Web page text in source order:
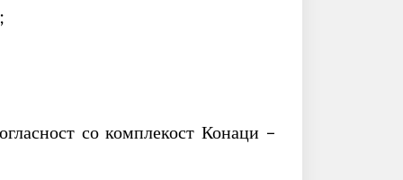
со комплекост Конаци –